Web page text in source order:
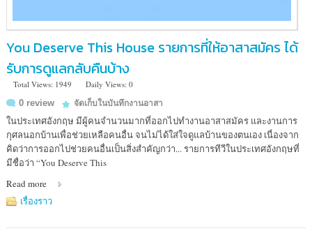
You Deserve This House รายการที่ให้อาสาสมัคร ได้
รับการดูแลกลับคืนบ้าง
Total Views: 1949
Daily Views: 0
0 review
จัดเก็บในบันทึกงานอาสา
ในประเทศอังกฤษ มีผู้คนจำนวนมากที่ออกไปทำงานอาสาสมัคร และงานการ
กุศลนอกบ้านเพื่อช่วยเหลือคนอื่น จนไม่ได้ใส่ใจดูแลบ้านของตนเอง เนื่องจาก
คิดว่าการออกไปช่วยคนอื่นเป็นสิ่งสำคัญกว่า... รายการทีวีในประเทศอังกฤษที่
มีชื่อว่า “You Deserve This
Read more
เรื่องราว